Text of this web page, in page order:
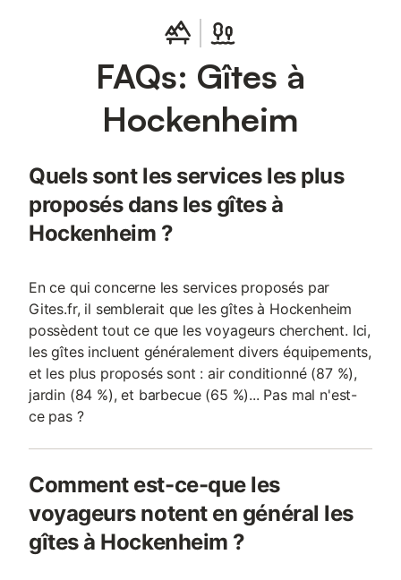
FAQs: Gîtes à
Hockenheim
Quels sont les services les plus
proposés dans les gîtes à
Hockenheim ?
En ce qui concerne les services proposés par
Gites.fr, il semblerait que les gîtes à Hockenheim
possèdent tout ce que les voyageurs cherchent. Ici,
les gîtes incluent généralement divers équipements,
et les plus proposés sont : air conditionné (87 %),
jardin (84 %), et barbecue (65 %)... Pas mal n'est-
ce pas ?
Comment est-ce-que les
voyageurs notent en général les
gîtes à Hockenheim ?